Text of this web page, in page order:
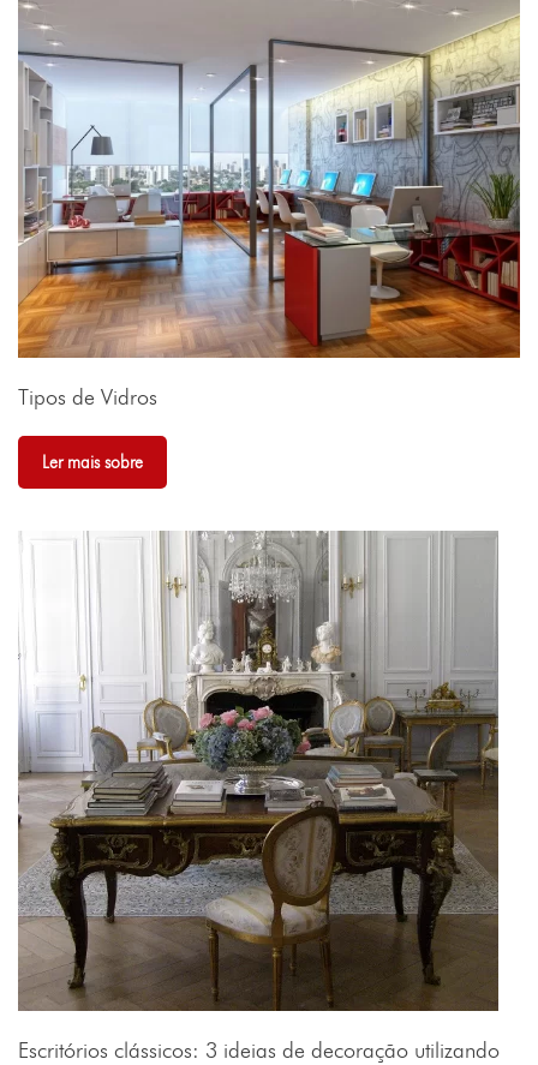
Tipos de Vidros
Ler mais sobre
Escritórios clássicos: 3 ideias de decoração utilizando